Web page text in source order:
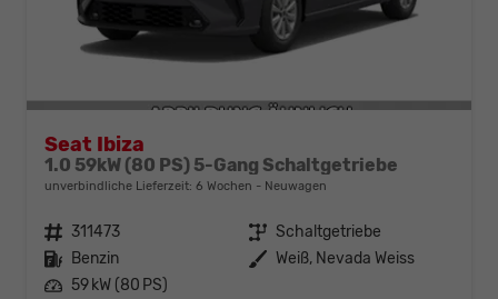
Seat Ibiza
1.0 59kW (80 PS) 5-Gang Schaltgetriebe
unverbindliche Lieferzeit: 6 Wochen Neuwagen
Fahrzeugnr. 311473 Getriebe Schaltgetriebe
Kraftstoff Benzin Außenfarbe Weiß, Nevada Weiss
Leistung 59 kW (80 PS)